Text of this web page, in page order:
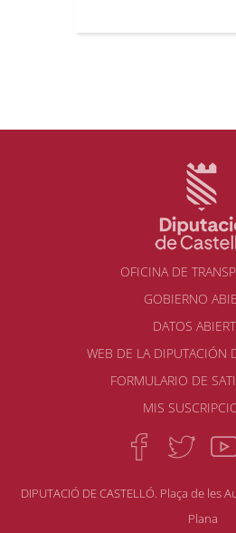
OFICINA DE
GOBIERNO
DATOS
WEB DE LA DIPUTACIÓN
FORMULARIO DE
MIS
DIPUTACIÓ DE CASTELLÓ. Plaça de les
Plana